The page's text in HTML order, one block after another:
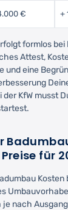
€ +
formlos bei
Attest,
und eine
der KfW musst
für
nach